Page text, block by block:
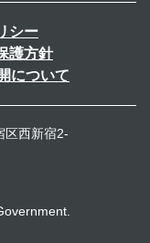
シー
護方針
について
区西新宿2-